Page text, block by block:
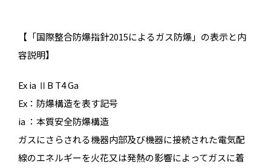
【「国際整合防爆指針2015によるガス防爆」の表示と内
容説明】
Ex ia ⅡB T4 Ga
Ex：防爆構造を表す記号
ia ：本質安全防爆構造
ガスにさらされる機器内部及び機器に接続された電気配
線のエネルギーを火花又は発熱の影響によってガスに着